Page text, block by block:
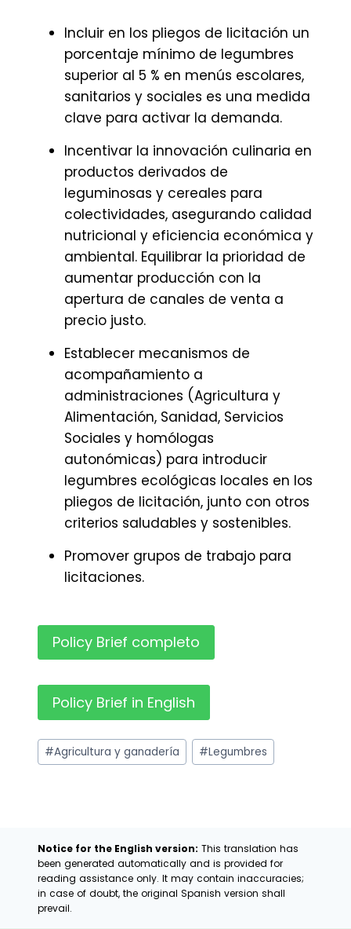
Incluir en los pliegos de licitación un
porcentaje mínimo de legumbres
superior al 5 % en menús escolares,
sanitarios y sociales es una medida
clave para activar la demanda.
Incentivar la innovación culinaria en
productos derivados de
leguminosas y cereales para
colectividades, asegurando calidad
nutricional y eficiencia económica y
ambiental. Equilibrar la prioridad de
aumentar producción con la
apertura de canales de venta a
precio justo.
Establecer mecanismos de
acompañamiento a
administraciones (Agricultura y
Alimentación, Sanidad, Servicios
Sociales y homólogas
autonómicas) para introducir
legumbres ecológicas locales en los
pliegos de licitación, junto con otros
criterios saludables y sostenibles.
Promover grupos de trabajo para
licitaciones.
Policy Brief completo
Policy Brief in English
Etiquetas
de
#Agricultura y ganadería #Legumbres
Notice for the English version: This translation has
been generated automatically and is provided for
reading assistance only. It may contain inaccuracies;
in case of doubt, the original Spanish version shall
prevail.